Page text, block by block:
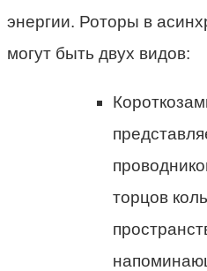
энергии. Роторы в
могут быть двух видов:
торцов